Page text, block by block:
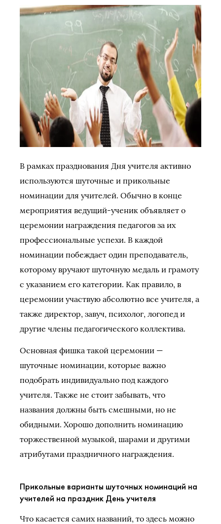
В рамках празднования Дня учителя активно
используются шуточные и прикольные
номинации для учителей. Обычно в конце
мероприятия ведущий-ученик объявляет о
церемонии награждения педагогов за их
профессиональные успехи. В каждой
номинации побеждает один преподаватель,
которому вручают шуточную медаль и грамоту
с указанием его категории. Как правило, в
церемонии участвую абсолютно все учителя, а
также директор, завуч, психолог, логопед и
другие члены педагогического коллектива.
Основная фишка такой церемонии —
шуточные номинации, которые важно
подобрать индивидуально под каждого
учителя. Также не стоит забывать, что
названия должны быть смешными, но не
обидными. Хорошо дополнить номинацию
торжественной музыкой, шарами и другими
атрибутами праздничного награждения.
Прикольные варианты шуточных номинаций на
учителей на праздник День учителя
Что касается самих названий, то здесь можно